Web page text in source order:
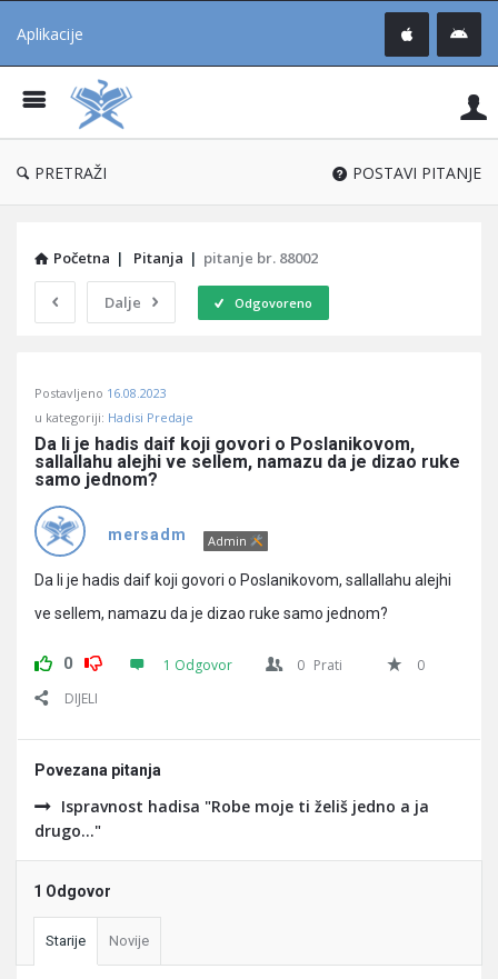
Aplikacije
®
PRETRAŽI POSTAVI PITANJE
Početna | Pitanja | pitanje br. 88002
Dalje Odgovoreno
Učene
Latest
Pitanja
Postavljeno 16.08.2023
u kategoriji: Hadisi Predaje
Da li je hadis daif koji govori o Poslanikovom,
sallallahu alejhi ve sellem, namazu da je dizao ruke
samo jednom?
mersadm Admin
Da li je hadis daif koji govori o Poslanikovom, sallallahu alejhi
ve sellem, namazu da je dizao ruke samo jednom?
0 1 Odgovor 0 Prati
0
DIJELI
Povezana pitanja
Ispravnost hadisa "Robe moje ti želiš jedno a ja
drugo..."
1 Odgovor
Starije Novije